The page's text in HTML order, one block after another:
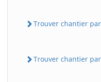
Trouver chantier
Trouver chantier